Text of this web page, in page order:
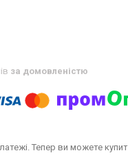
за домовленістю
Тепер ви можете